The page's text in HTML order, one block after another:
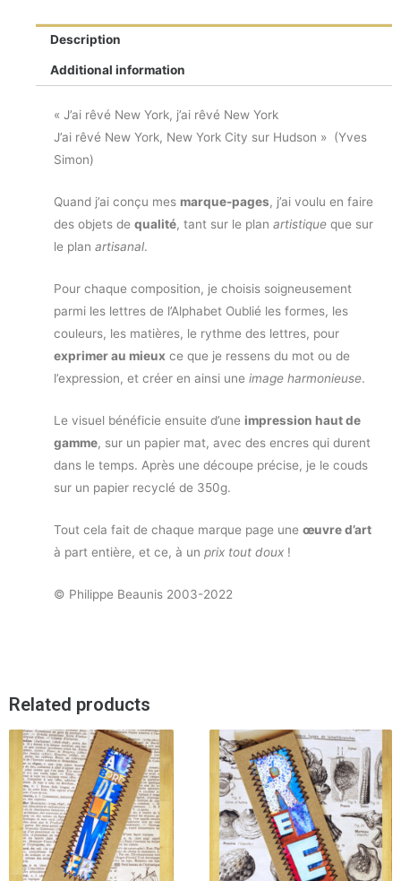
Description
Additional information
« J’ai rêvé New York, j’ai rêvé New York
J’ai rêvé New York, New York City sur Hudson » (Yves
Simon)
Quand j’ai conçu mes marque-pages, j’ai voulu en faire
des objets de qualité, tant sur le plan artistique que sur
le plan artisanal.
Pour chaque composition, je choisis soigneusement
parmi les lettres de l’Alphabet Oublié les formes, les
couleurs, les matières, le rythme des lettres, pour
exprimer au mieux ce que je ressens du mot ou de
l’expression, et créer en ainsi une image harmonieuse.
Le visuel bénéficie ensuite d’une impression haut de
gamme, sur un papier mat, avec des encres qui durent
dans le temps. Après une découpe précise, je le couds
sur un papier recyclé de 350g.
Tout cela fait de chaque marque page une œuvre d’art
à part entière, et ce, à un prix tout doux !
© Philippe Beaunis 2003-2022
Related products